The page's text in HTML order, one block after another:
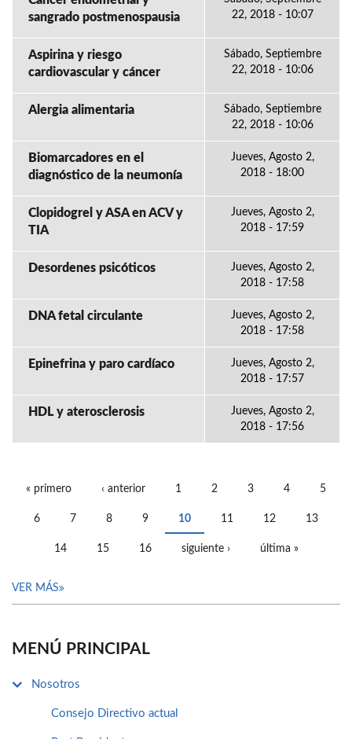
sangrado postmenospausia
22, 2018 - 10:07
Aspirina y riesgo
cardiovascular y cáncer
Sábado, Septiembre
22, 2018 - 10:06
Alergia alimentaria
Sábado, Septiembre
22, 2018 - 10:06
Biomarcadores en el
diagnóstico de la neumonía
Jueves, Agosto 2,
2018 - 18:00
Clopidogrel y ASA en ACV y
TIA
Jueves, Agosto 2,
2018 - 17:59
Desordenes psicóticos
Jueves, Agosto 2,
2018 - 17:58
DNA fetal circulante
Jueves, Agosto 2,
2018 - 17:58
Epinefrina y paro cardíaco
Jueves, Agosto 2,
2018 - 17:57
HDL y aterosclerosis
Jueves, Agosto 2,
2018 - 17:56
« primero ‹ anterior 1 2 3 4 5
6 7 8 9 10 11 12 13
14 15 16 siguiente › última »
VER MÁS
MENÚ PRINCIPAL
Nosotros
Consejo Directivo actual